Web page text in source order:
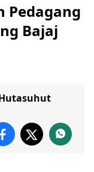
Pedagang
Bajaj